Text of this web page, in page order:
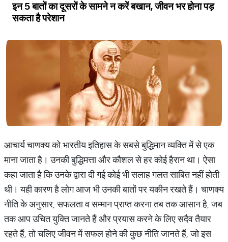
इन 5 बातों का दूसरों के सामने न करें बखान, जीवन भर होना पड़
सकता है परेशान
आचार्य चाणक्य को भारतीय इतिहास के सबसे बुद्धिमान व्यक्ति में से एक
माना जाता है। उनकी बुद्धिमत्ता और कौशल से हर कोई हैरान था। ऐसा
कहा जाता है कि उनके द्वारा दी गई कोई भी सलाह गलत साबित नहीं होती
थी। यही कारण है लोग आज भी उनकी बातों पर यकीन रखते हैं। चाणक्य
नीति के अनुसार, सफलता व सम्मान प्राप्त करना तब तक आसान है, जब
तक आप उचित युक्ति जानते हैं और प्रयास करने के लिए सदैव तैयार
रहते हैं, तो चलिए जीवन में सफल होने की कुछ नीति जानते हैं, जो इस